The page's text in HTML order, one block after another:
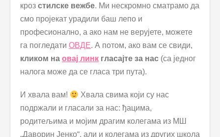
кроз стилске вежбе. Ми нескромно сматрамо да
смо пројекат урадили баш лепо и
професионално, а ако нам не верујете, можете
га погледати ОВДЕ. А потом, ако вам се свиди,
кликом на овај линк гласајте за нас (са једног
налога може да се гласа три пута).
И хвала вам!
Хвала свима који су нас
подржали и гласали за нас: ђацима,
родитељима и мојим драгим колегама из МШ
„Даворин Јенко“, али и колегама из других школа